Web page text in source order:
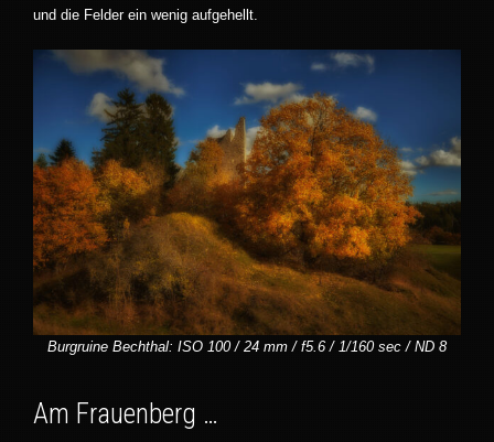
und die Felder ein wenig aufgehellt.
Burgruine Bechthal: ISO 100 / 24 mm / f5.6 / 1/160 sec / ND 8
Am Frauenberg …